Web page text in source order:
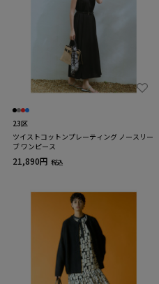
23区
ツイストコットンプレーティング ノースリー
ブ ワンピース
21,890円 税込